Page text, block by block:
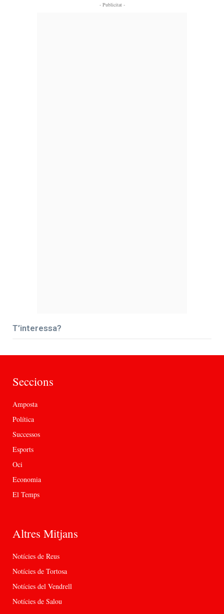
- Publicitat -
T’interessa?
Seccions
Amposta
Política
Successos
Esports
Oci
Economia
El Temps
Altres Mitjans
Notícies de Reus
Notícies de Tortosa
Notícies del Vendrell
Notícies de Salou